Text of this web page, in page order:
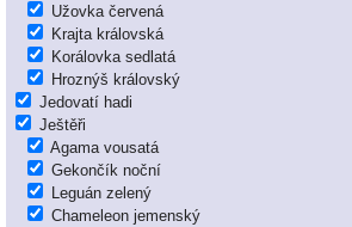
Užovka červená
Krajta královská
Korálovka sedlatá
Hroznýš královský
Jedovatí hadi
Ještěři
Agama vousatá
Gekončík noční
Leguán zelený
Chameleon jemenský